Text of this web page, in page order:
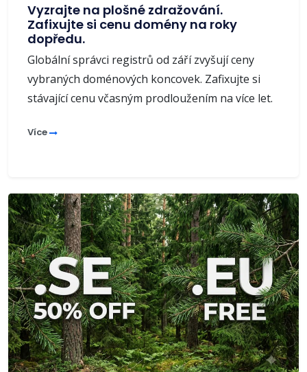
Vyzrajte na plošné zdražování.
Zafixujte si cenu domény na roky
dopředu.
Globální správci registrů od září zvyšují ceny
vybraných doménových koncovek. Zafixujte si
stávající cenu včasným prodloužením na více let.
Více